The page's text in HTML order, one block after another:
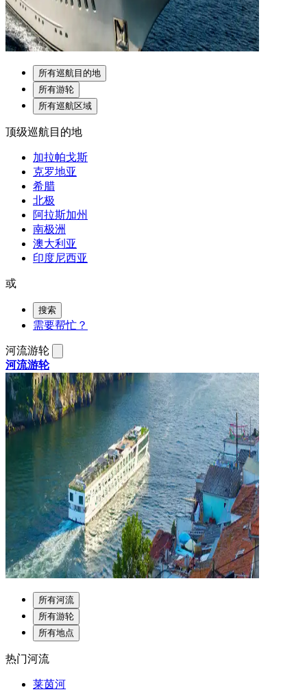
所有巡航目的地
所有游轮
所有巡航区域
顶级巡航目的地
加拉帕戈斯
克罗地亚
希腊
北极
阿拉斯加州
南极洲
澳大利亚
印度尼西亚
或
搜索
需要帮忙？
河流游轮
河流游轮
所有河流
所有游轮
所有地点
热门河流
莱茵河